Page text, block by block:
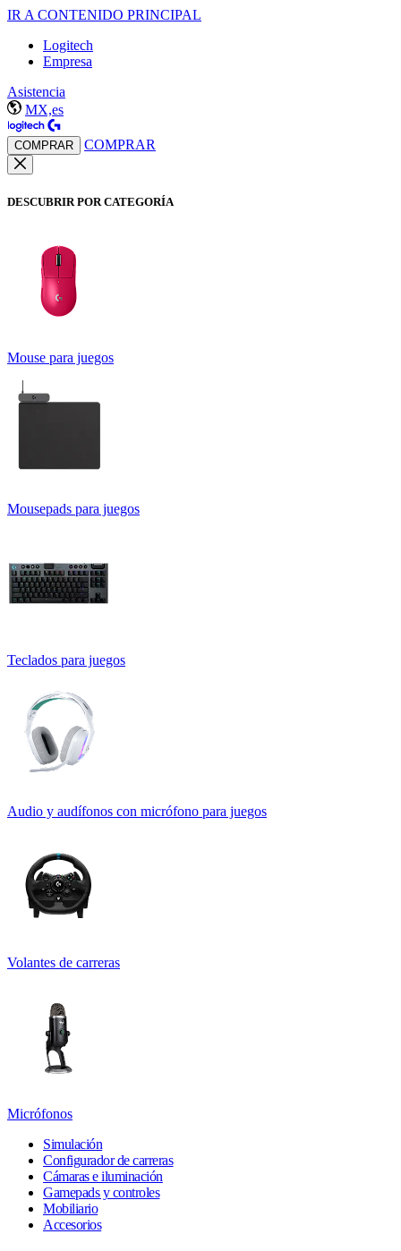
IR A CONTENIDO PRINCIPAL
Logitech
Empresa
Asistencia
MX,es
COMPRAR COMPRAR
DESCUBRIR POR CATEGORÍA
Mouse para juegos
Mousepads para juegos
Teclados para juegos
Audio y audífonos con micrófono para juegos
Volantes de carreras
Micrófonos
Simulación
Configurador de carreras
Cámaras e iluminación
Gamepads y controles
Mobiliario
Accesorios